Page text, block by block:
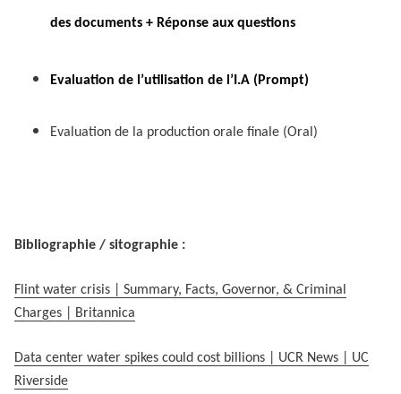
des documents + Réponse aux questions
Evaluation de l’utilisation de l’I.A (Prompt)
Evaluation de la production orale finale (Oral)
Bibliographie / sitographie :
Flint water crisis | Summary, Facts, Governor, & Criminal
Charges | Britannica
Data center water spikes could cost billions | UCR News | UC
Riverside